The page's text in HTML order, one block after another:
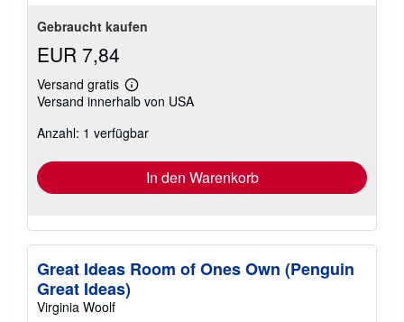
Gebraucht kaufen
EUR 7,84
Versand gratis
Weitere
Informationen
Versandkosten
Versand innerhalb von USA
Anzahl: 1 verfügbar
In den Warenkorb
Great Ideas Room of Ones Own (Penguin
Great Ideas)
Virginia Woolf